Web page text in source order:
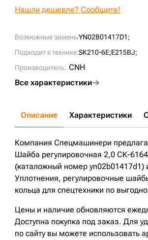
Возможные заменыYN02B01417D1;
Подходит к технике:SK210-6E;E215BJ;
Производитель: CNH
Все характеристики
Нашли дешевле? Сообщите!
Описание Характеристики
Компания Спецмашинери
Шайба регулировочная 2,0 СК-
(каталожный номер yn02b01417d1)
Уплотнения, регулировочные
кольца для спецтехники по
Цены и наличие обновляются
Доступна покупка под заказ. Для
по сайту вы можете использовать